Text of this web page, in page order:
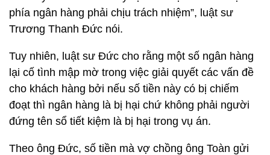
phía ngân hàng phải chịu trách nhiệm”, luật sư
Trương Thanh Đức nói.
Tuy nhiên, luật sư Đức cho rằng một số ngân hàng
lại cố tình mập mờ trong việc giải quyết các vấn đề
cho khách hàng bởi nếu số tiền này có bị chiếm
đoạt thì ngân hàng là bị hại chứ không phải người
đứng tên sổ tiết kiệm là bị hại trong vụ án.
Theo ông Đức, số tiền mà vợ chồng ông Toàn gửi